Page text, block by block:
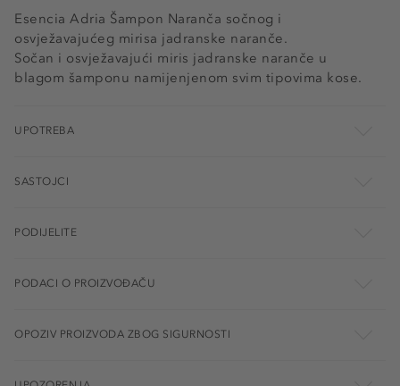
Esencia Adria Šampon Naranča sočnog i
osvježavajućeg mirisa jadranske naranče.
Sočan i osvježavajući miris jadranske naranče u
blagom šamponu namijenjenom svim tipovima kose.
UPOTREBA
SASTOJCI
PODIJELITE
PODACI O PROIZVOĐAČU
OPOZIV PROIZVODA ZBOG SIGURNOSTI